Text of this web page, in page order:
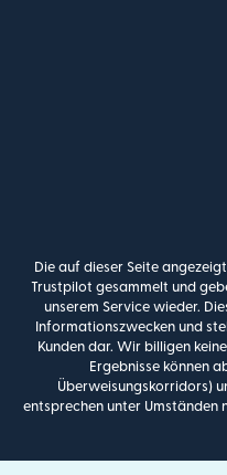
Die auf dieser Seite
Trustpilot gesammelt und
unserem Service wieder.
Informationszwecken und
Kunden dar. Wir billigen
Ergebnisse können
Überweisungskorridors)
entsprechen unter Umständen